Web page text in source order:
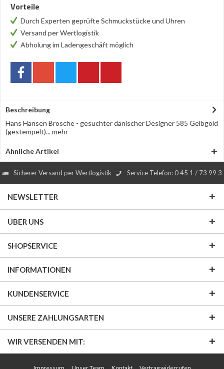
Vorteile
Durch Experten geprüfte Schmuckstücke und Uhren
Versand per Wertlogistik
Abholung im Ladengeschäft möglich
Beschreibung
Hans Hansen Brosche - gesuchter dänischer Designer 585 Gelbgold
(gestempelt)...mehr
Ähnliche Artikel
Sicherer Versand per Wertlogistik Service Telefon: 0 45 1 / 73 99 3
NEWSLETTER
ÜBER UNS
SHOPSERVICE
INFORMATIONEN
KUNDENSERVICE
UNSERE ZAHLUNGSARTEN
WIR VERSENDEN MIT: